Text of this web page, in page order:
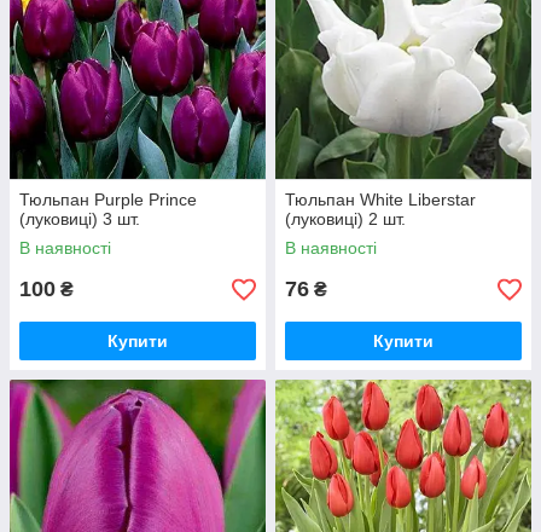
Тюльпан Purple Prince
(луковиці) 3 шт.
В наявності
100 ₴
Купити
Тюльпан White Liberstar
(луковиці) 2 шт.
В наявності
76 ₴
Купити